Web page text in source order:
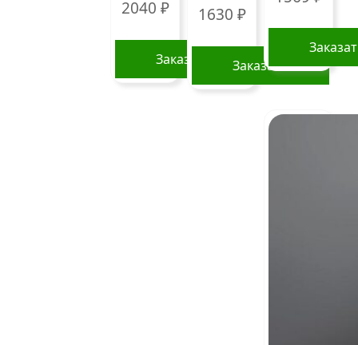
2040 ₽
Заказать
1630 ₽
Заказать